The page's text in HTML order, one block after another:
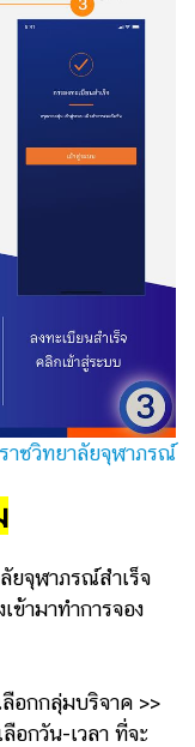
าชวิทยาลัยจุฬาภรณ์
ยจุฬาภรณ์สำเร็จ
ข้ามาทำการจอง
อกกลุ่มบริจาค >>
อกวัน-เวลา ที่จะ